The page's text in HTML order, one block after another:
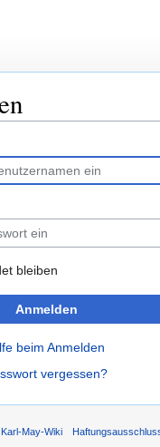
bleiben
Anmelden
beim Anmelden
vergessen?
May-Wiki